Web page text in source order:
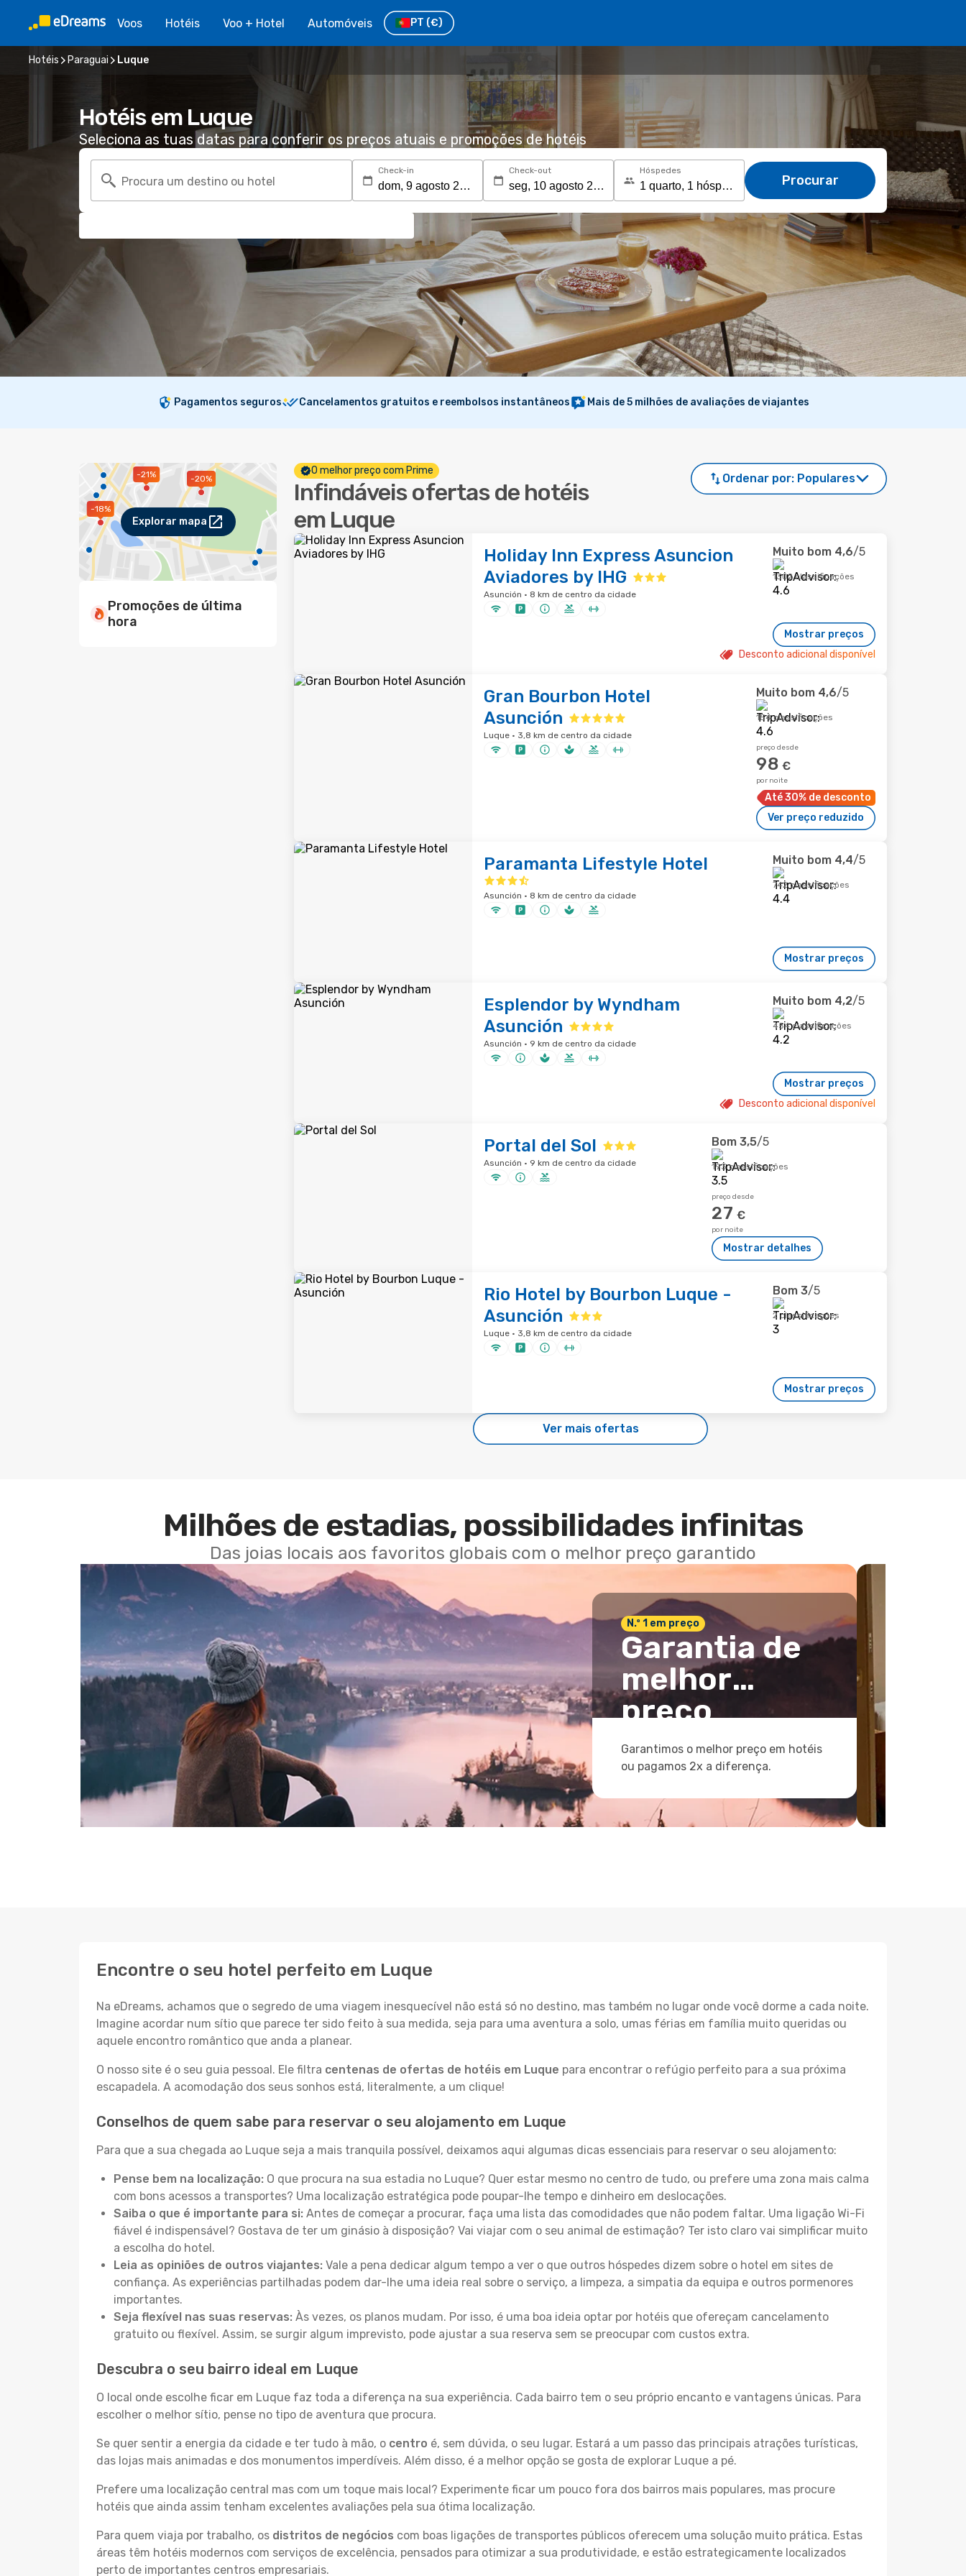
Voos Hotéis Voo + Hotel Automóveis PT (€)
Hotéis Paraguai Luque
Hotéis em Luque
Seleciona as tuas datas para conferir os preços atuais e promoções de hotéis
Procura um destino ou hotel
Check-in Check-out Hóspedes
Procurar
Pagamentos seguros Cancelamentos gratuitos e reembolsos instantâneos Mais de 5 milhões de avaliações de viajantes
-21% -20%
-18%
Explorar mapa
Promoções de última
hora
O melhor preço com Prime
Infindáveis ofertas de hotéis
em Luque
Ordenar por: Populares
Holiday Inn Express Asuncion
Aviadores by IHG
Asunción · 8 km de centro da cidade
Muito bom 4,6/5
1302 classificações
Mostrar preços
Desconto adicional disponível
Gran Bourbon Hotel
Asunción
Luque · 3,8 km de centro da cidade
Muito bom 4,6/5
154 classificações
preço desde
98 €
por noite
Até 30% de desconto
Ver preço reduzido
Paramanta Lifestyle Hotel
Asunción · 8 km de centro da cidade
Muito bom 4,4/5
742 classificações
Mostrar preços
Esplendor by Wyndham
Asunción
Asunción · 9 km de centro da cidade
Muito bom 4,2/5
454 classificações
Mostrar preços
Desconto adicional disponível
Portal del Sol
Asunción · 9 km de centro da cidade
Bom 3,5/5
193 classificações
preço desde
27 €
por noite
Mostrar detalhes
Rio Hotel by Bourbon Luque -
Asunción
Luque · 3,8 km de centro da cidade
Bom 3/5
2 classificações
Mostrar preços
Ver mais ofertas
Milhões de estadias, possibilidades infinitas
Das joias locais aos favoritos globais com o melhor preço garantido
N.º 1 em preço
Garantia de
melhor
preço
Garantimos o melhor preço em hotéis
ou pagamos 2x a diferença.
Encontre o seu hotel perfeito em Luque
Na eDreams, achamos que o segredo de uma viagem inesquecível não está só no destino, mas também no lugar onde você dorme a cada noite.
Imagine acordar num sítio que parece ter sido feito à sua medida, seja para uma aventura a solo, umas férias em família muito queridas ou
aquele encontro romântico que anda a planear.
O nosso site é o seu guia pessoal. Ele filtra centenas de ofertas de hotéis em Luque para encontrar o refúgio perfeito para a sua próxima
escapadela. A acomodação dos seus sonhos está, literalmente, a um clique!
Conselhos de quem sabe para reservar o seu alojamento em Luque
Para que a sua chegada ao Luque seja a mais tranquila possível, deixamos aqui algumas dicas essenciais para reservar o seu alojamento:
Pense bem na localização: O que procura na sua estadia no Luque? Quer estar mesmo no centro de tudo, ou prefere uma zona mais calma
com bons acessos a transportes? Uma localização estratégica pode poupar-lhe tempo e dinheiro em deslocações.
Saiba o que é importante para si: Antes de começar a procurar, faça uma lista das comodidades que não podem faltar. Uma ligação Wi-Fi
fiável é indispensável? Gostava de ter um ginásio à disposição? Vai viajar com o seu animal de estimação? Ter isto claro vai simplificar muito
a escolha do hotel.
Leia as opiniões de outros viajantes: Vale a pena dedicar algum tempo a ver o que outros hóspedes dizem sobre o hotel em sites de
confiança. As experiências partilhadas podem dar-lhe uma ideia real sobre o serviço, a limpeza, a simpatia da equipa e outros pormenores
importantes.
Seja flexível nas suas reservas: Às vezes, os planos mudam. Por isso, é uma boa ideia optar por hotéis que ofereçam cancelamento
gratuito ou flexível. Assim, se surgir algum imprevisto, pode ajustar a sua reserva sem se preocupar com custos extra.
Descubra o seu bairro ideal em Luque
O local onde escolhe ficar em Luque faz toda a diferença na sua experiência. Cada bairro tem o seu próprio encanto e vantagens únicas. Para
escolher o melhor sítio, pense no tipo de aventura que procura.
Se quer sentir a energia da cidade e ter tudo à mão, o centro é, sem dúvida, o seu lugar. Estará a um passo das principais atrações turísticas,
das lojas mais animadas e dos monumentos imperdíveis. Além disso, é a melhor opção se gosta de explorar Luque a pé.
Prefere uma localização central mas com um toque mais local? Experimente ficar um pouco fora dos bairros mais populares, mas procure
hotéis que ainda assim tenham excelentes avaliações pela sua ótima localização.
Para quem viaja por trabalho, os distritos de negócios com boas ligações de transportes públicos oferecem uma solução muito prática. Estas
áreas têm hotéis modernos com serviços de excelência, pensados para otimizar a sua produtividade, e estão estrategicamente localizados
perto de importantes centros empresariais.